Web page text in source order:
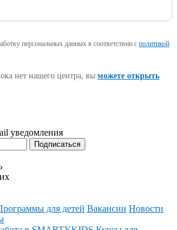
персональных данных в соответствии с политикой
нет нашего центра, вы можете открыть
уведомления
Подписаться
для детей Вакансии Новости